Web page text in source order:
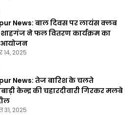
News: बाल दिवस पर लायंस क्लब
ने फल वितरण कार्यक्रम का
आयोजन
14, 2025
News: तेज बारिश के चलते
केन्द्र की चहारदीवारी गिरकर मलबे
31, 2025